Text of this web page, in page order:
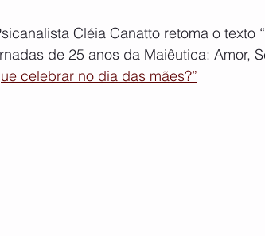
Cléia Canatto retoma o texto
de 25 anos da Maiêutica: Amor,
celebrar no dia das mães?”